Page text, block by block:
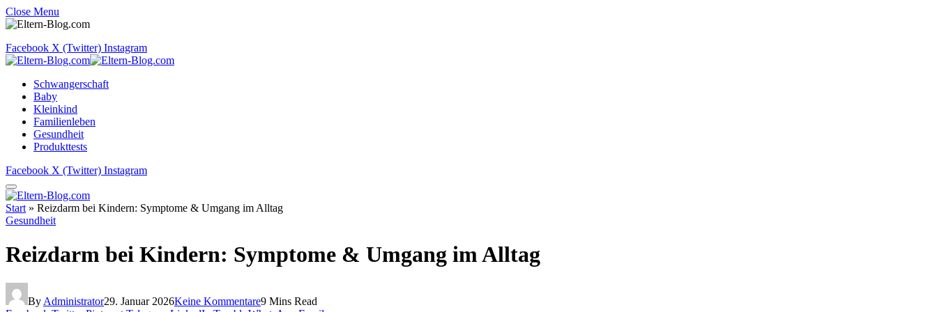
Close Menu
Facebook X (Twitter) Instagram
Schwangerschaft
Baby
Kleinkind
Familienleben
Gesundheit
Produkttests
Facebook X (Twitter) Instagram
Start » Reizdarm bei Kindern: Symptome & Umgang im Alltag
Gesundheit
Reizdarm bei Kindern: Symptome & Umgang im Alltag
By Administrator29. Januar 2026Keine Kommentare9 Mins Read